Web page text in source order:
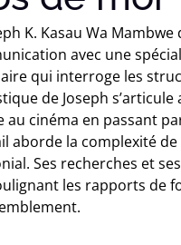
K. Kasau Wa
avec une
qui interroge les
de Joseph s’articule
cinéma en passant
aborde la complexité
Ses recherches et
les rapports de